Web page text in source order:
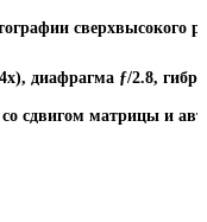
сверхвысокого
диафрагма ƒ/2.8,
сдвигом матрицы и